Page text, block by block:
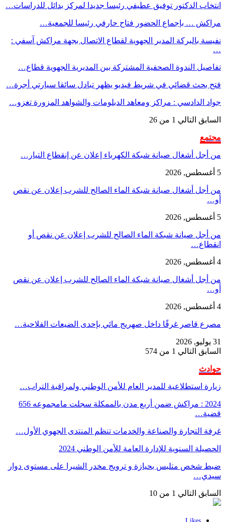
انتخاب الدكتور توفيق عطيفي رئيسا جديدا لمركز بدائل للدراسات…
مراكش … بإجماع الحضور فتاح حارفي رئيسا للجمعية…
نفيسة بالبركة المدير الجهوية لقطاع الاتصال بجهة مراكش آسفي :
…
تفاصيل الندوة الصحفية المشتركة بين المديرية الجهوية قطاع…
فتح بحث قضائي في شريط فيديو يظهر تبادل سائقا سيارتي أجرة…
جواد الدادسي : مراكز ومعاهد الدبلومات والشواهد المزورة تغزو…
السابق التالي 1 من 26
مجتمع
من أجل أشغال صيانة شبكة الكهرباء إعلان عن إنقطاع التيار…
5 أغسطس, 2026
من أجل أشغال صيانة شبكة الماء الصالح للشرب إعلان عن نقص
أو…
5 أغسطس, 2026
من أجل صيانة شبكة الماء الصالح للشرب إعلان عن نقص أو
انقطاع…
4 أغسطس, 2026
من أجل أشغال صيانة شبكة الماء الصالح للشرب إعلان عن نقص
أو…
4 أغسطس, 2026
مصرع قاصر غرقًا داخل صهريج مائي بإحدى الضيعات الفلاحية…
31 يوليو, 2026
السابق التالي 1 من 574
حوادث
زيارة استطلاعية للمدير العام للأمن الوطني ولمراقبة التراب…
2024 : مراكش ضمن أربع مدن بالممكلة سجلت مامجموعه 656
قضية…
غرفة التجارة والصناعة والخدمات تنظم المنتدى الجهوي الأول…
الحصيلة السنوية للإدارة العامة للأمن الوطني 2024
ضبط شخص متلبس بحيازة و ترويج مخدر الشيرا على مستوى دوار
سيدي…
السابق التالي 1 من 10